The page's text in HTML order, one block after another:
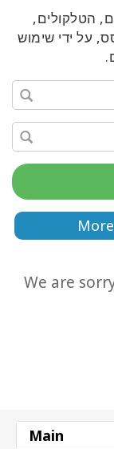
הטלקולים,
על ידי שימוש
More
We are
Main